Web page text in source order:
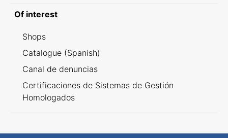
Of interest
Shops
Catalogue (Spanish)
Canal de denuncias
Certificaciones de Sistemas de Gestión
Homologados